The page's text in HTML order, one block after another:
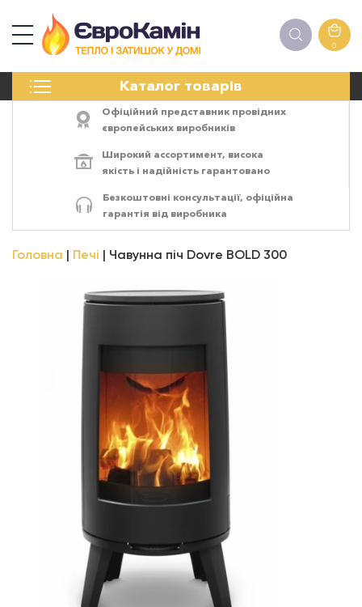
0
Каталог товарів
ПЕЧІ
ЕЛЕКТРОКАМІНИ
АКСЕСУАРИ
Офіційний представник провідних
європейських виробників
Широкий ассортимент, висока
якість і надійність гарантовано
Безкоштовні консультації, офіційна
гарантія від виробника
Головна Печі Чавунна піч Dovre BOLD 300